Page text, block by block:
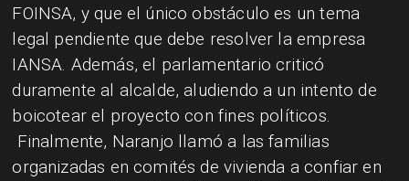
FOINSA, y que el único obstáculo es un tema
legal pendiente que debe resolver la empresa
IANSA. Además, el parlamentario criticó
duramente al alcalde, aludiendo a un intento de
boicotear el proyecto con fines políticos.
Finalmente, Naranjo llamó a las familias
organizadas en comités de vivienda a confiar en